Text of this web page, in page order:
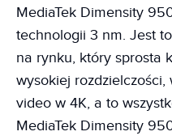
MediaTek Dimensity
technologii 3 nm. Jest
na rynku, który sprosta
wysokiej
video w 4K, a to
MediaTek Dimensity